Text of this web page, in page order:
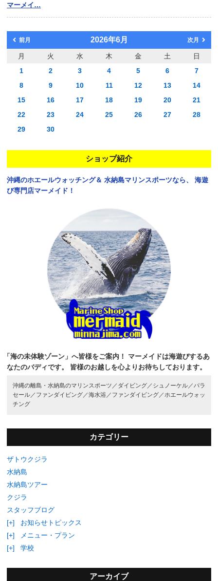
マーメイ…
前月 2026年6月 次月
月 火 水 木 金 土
日
1
2 3 4 5 6
7
8
9 10 11 12 13
14
15
16 17 18 19 20
21
22
23 24 25 26 27
28
29
30
ショップ紹介
沖縄のホエールウォッチング＆ 水納島マリンスポーツなら、
海遊
び専門店マーメイド！
「海の未体験ゾーン」へ皆様をご案内！
マーメイドは海遊びするあ
なたのバディです。
皆様のお越しを心よりお待ちしております。
沖縄の離島・水納島のマリンスポーツ／ ダイビング／ シュノーケル／パラ
セール／ ファンダイビング／海水浴／ ファンダイビング／ホエールウォッ
チング
カテゴリー
ザトウクジラ
水納島
水納島ツアー
クジラ
スタッフブログ
[+]
お知らせトピックス
[+]
メニュー・プラン
[+]
学校
アーカイブ